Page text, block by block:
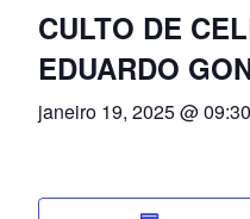
CULTO DE
EDUARDO
janeiro 19, 2025 @ 09:30